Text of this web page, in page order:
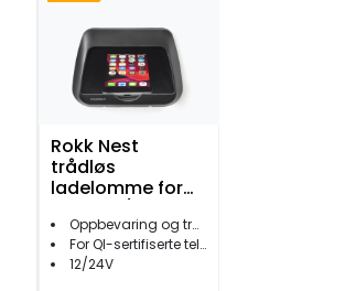
Rokk Nest
trådløs
ladelomme for
Oppbevaring og trådløs lading
For QI-sertifiserte telefoner
12/24V